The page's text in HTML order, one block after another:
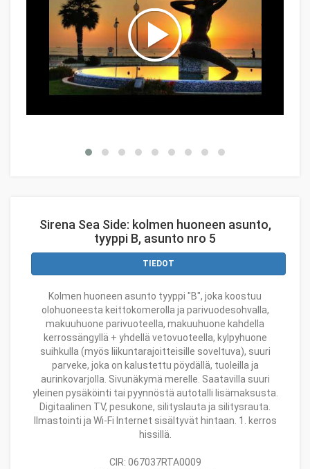
Sirena Sea Side: kolmen huoneen asunto,
tyyppi B, asunto nro 5
TIEDOT
Kolmen huoneen asunto tyyppi "B", joka koostuu
olohuoneesta keittokomerolla ja parivuodesohvalla,
makuuhuone parivuoteella, makuuhuone kahdella
kerrossängyllä + yhdellä vetovuoteella, kylpyhuone
suihkulla (myös liikuntarajoitteisille soveltuva), suuri
parveke, joka on kalustettu pöydällä, tuoleilla ja
aurinkovarjolla. Sivunäkymä merelle. Saatavilla suuri
yleinen pysäköinti tai pyynnöstä autotalli lisämaksusta.
Digitaalinen TV, pesukone, silityslauta ja silitysrauta.
Ilmastointi ja Wi-Fi Internet sisältyvät hintaan. 1. kerros
hissillä.
CIR: 067037RTA0009